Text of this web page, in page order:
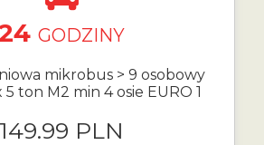
GODZINY
mikrobus > 9 osobowy
5 ton M2 min 4 osie EURO 1
149.99 PLN